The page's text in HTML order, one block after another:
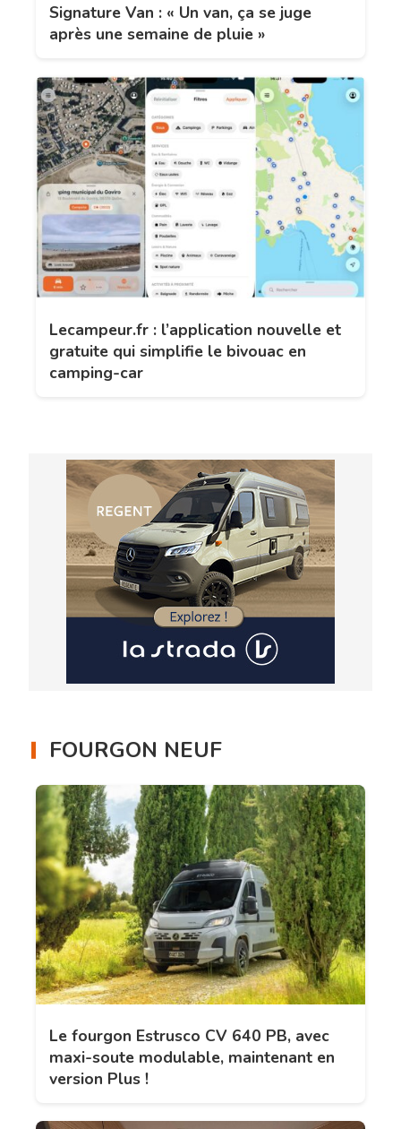
Signature Van : « Un van, ça se juge
après une semaine de pluie »
Lecampeur.fr : l’application nouvelle et
gratuite qui simplifie le bivouac en
camping-car
FOURGON NEUF
Le fourgon Estrusco CV 640 PB, avec
maxi-soute modulable, maintenant en
version Plus !